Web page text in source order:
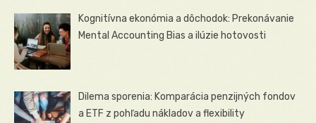
Kognitívna ekonómia a dôchodok: Prekonávanie
Mental Accounting Bias a ilúzie hotovosti
Dilema sporenia: Komparácia penzijných fondov
a ETF z pohľadu nákladov a flexibility